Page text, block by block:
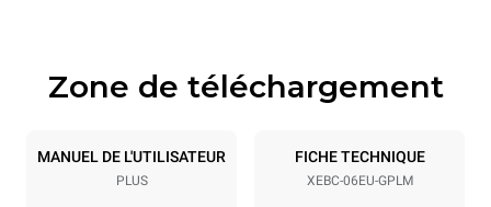
Caractéristiques de la plaque
6 600x400
Espace entre les plaques
Zone de téléchargement
MANUEL DE L'UTILISATEUR
PLUS
FICHE TECHNIQUE
XEBC-06EU-GPLM